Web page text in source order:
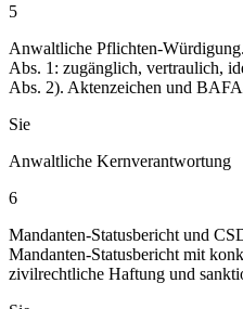
5
Anwaltliche Pflichten-
Abs. 1: zugänglich, vertraulich,
Abs. 2). Aktenzeichen und
Sie
Anwaltliche Kernverantwortung
6
Mandanten-Statusbericht und
Mandanten-Statusbericht mit
zivilrechtliche Haftung und